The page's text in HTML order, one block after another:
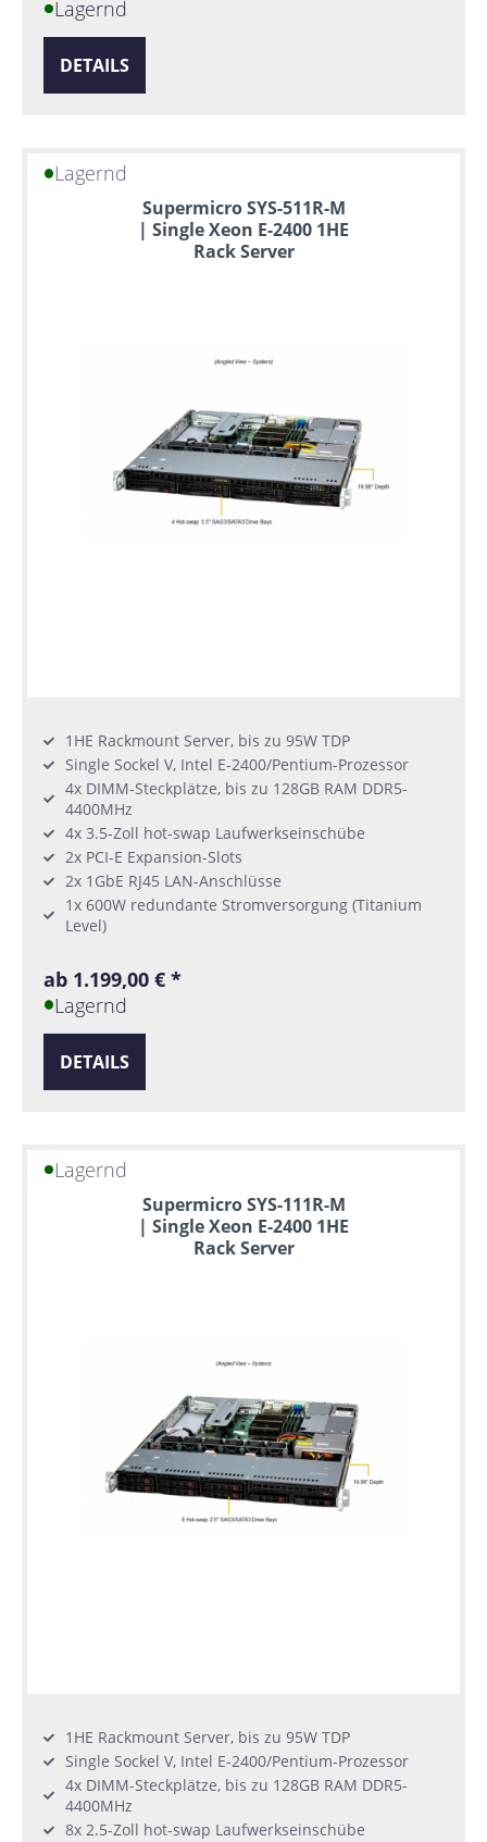
Lagernd
DETAILS
Lagernd
Supermicro SYS-511R-M
| Single Xeon E-2400 1HE
Rack Server
1HE Rackmount Server, bis zu 95W TDP
Single Sockel V, Intel E-2400/Pentium-Prozessor
4x DIMM-Steckplätze, bis zu 128GB RAM DDR5-
4400MHz
4x 3.5-Zoll hot-swap Laufwerkseinschübe
2x PCI-E Expansion-Slots
2x 1GbE RJ45 LAN-Anschlüsse
1x 600W redundante Stromversorgung (Titanium
Level)
ab 1.199,00 € *
Lagernd
DETAILS
Lagernd
Supermicro SYS-111R-M
| Single Xeon E-2400 1HE
Rack Server
1HE Rackmount Server, bis zu 95W TDP
Single Sockel V, Intel E-2400/Pentium-Prozessor
4x DIMM-Steckplätze, bis zu 128GB RAM DDR5-
4400MHz
8x 2.5-Zoll hot-swap Laufwerkseinschübe